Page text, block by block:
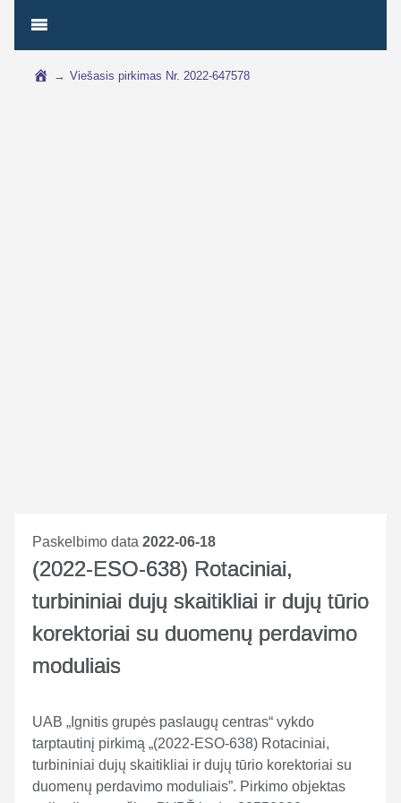
→ Viešasis pirkimas Nr. 2022-647578
Paskelbimo data 2022-06-18
(2022-ESO-638) Rotaciniai,
turbininiai dujų skaitikliai ir dujų tūrio
korektoriai su duomenų perdavimo
moduliais
UAB „Ignitis grupės paslaugų centras“ vykdo
tarptautinį pirkimą „(2022-ESO-638) Rotaciniai,
turbininiai dujų skaitikliai ir dujų tūrio korektoriai su
duomenų perdavimo moduliais”. Pirkimo objektas